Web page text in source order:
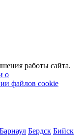
работы сайта.
о
файлов cookie
Барнаул Бердск Бийск